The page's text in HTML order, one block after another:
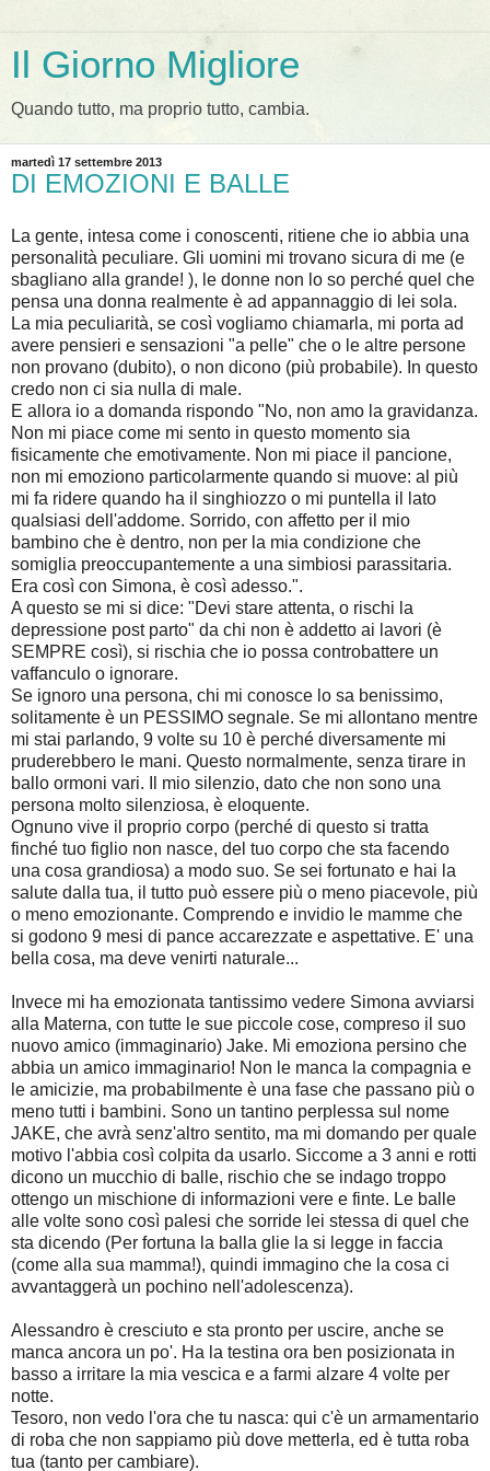
Il Giorno Migliore
Quando tutto, ma proprio tutto, cambia.
martedì 17 settembre 2013
DI EMOZIONI E BALLE
La gente, intesa come i conoscenti, ritiene che io abbia una
personalità peculiare. Gli uomini mi trovano sicura di me (e
sbagliano alla grande! ), le donne non lo so perché quel che
pensa una donna realmente è ad appannaggio di lei sola.
La mia peculiarità, se così vogliamo chiamarla, mi porta ad
avere pensieri e sensazioni "a pelle" che o le altre persone
non provano (dubito), o non dicono (più probabile). In questo
credo non ci sia nulla di male.
E allora io a domanda rispondo "No, non amo la gravidanza.
Non mi piace come mi sento in questo momento sia
fisicamente che emotivamente. Non mi piace il pancione,
non mi emoziono particolarmente quando si muove: al più
mi fa ridere quando ha il singhiozzo o mi puntella il lato
qualsiasi dell'addome. Sorrido, con affetto per il mio
bambino che è dentro, non per la mia condizione che
somiglia preoccupantemente a una simbiosi parassitaria.
Era così con Simona, è così adesso.".
A questo se mi si dice: "Devi stare attenta, o rischi la
depressione post parto" da chi non è addetto ai lavori (è
SEMPRE così), si rischia che io possa controbattere un
vaffanculo o ignorare.
Se ignoro una persona, chi mi conosce lo sa benissimo,
solitamente è un PESSIMO segnale. Se mi allontano mentre
mi stai parlando, 9 volte su 10 è perché diversamente mi
pruderebbero le mani. Questo normalmente, senza tirare in
ballo ormoni vari. Il mio silenzio, dato che non sono una
persona molto silenziosa, è eloquente.
Ognuno vive il proprio corpo (perché di questo si tratta
finché tuo figlio non nasce, del tuo corpo che sta facendo
una cosa grandiosa) a modo suo. Se sei fortunato e hai la
salute dalla tua, il tutto può essere più o meno piacevole, più
o meno emozionante. Comprendo e invidio le mamme che
si godono 9 mesi di pance accarezzate e aspettative. E' una
bella cosa, ma deve venirti naturale...
Invece mi ha emozionata tantissimo vedere Simona avviarsi
alla Materna, con tutte le sue piccole cose, compreso il suo
nuovo amico (immaginario) Jake. Mi emoziona persino che
abbia un amico immaginario! Non le manca la compagnia e
le amicizie, ma probabilmente è una fase che passano più o
meno tutti i bambini. Sono un tantino perplessa sul nome
JAKE, che avrà senz'altro sentito, ma mi domando per quale
motivo l'abbia così colpita da usarlo. Siccome a 3 anni e rotti
dicono un mucchio di balle, rischio che se indago troppo
ottengo un mischione di informazioni vere e finte. Le balle
alle volte sono così palesi che sorride lei stessa di quel che
sta dicendo (Per fortuna la balla glie la si legge in faccia
(come alla sua mamma!), quindi immagino che la cosa ci
avvantaggerà un pochino nell'adolescenza).
Alessandro è cresciuto e sta pronto per uscire, anche se
manca ancora un po'. Ha la testina ora ben posizionata in
basso a irritare la mia vescica e a farmi alzare 4 volte per
notte.
Tesoro, non vedo l'ora che tu nasca: qui c'è un armamentario
di roba che non sappiamo più dove metterla, ed è tutta roba
tua (tanto per cambiare).